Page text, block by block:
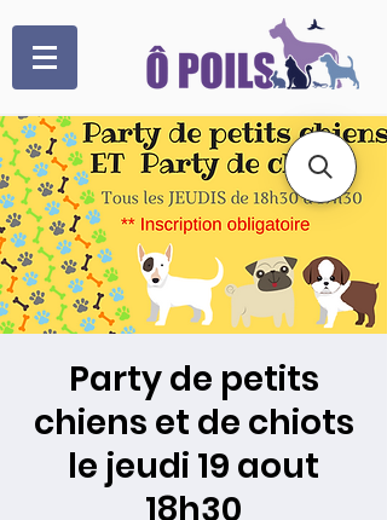
Party de petits
chiens et de chiots
le jeudi 19 aout
18h30